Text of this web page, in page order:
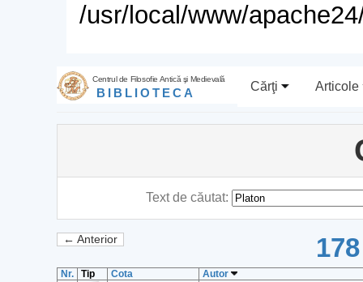
/usr/local/www/
Centrul de Filosofie Antică şi Medievală
BIBLIOTECA Cărţi Articole
Text de căutat:
← Anterior
Nr. Tip Cota Autor